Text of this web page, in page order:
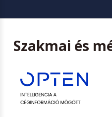
Szakmai és